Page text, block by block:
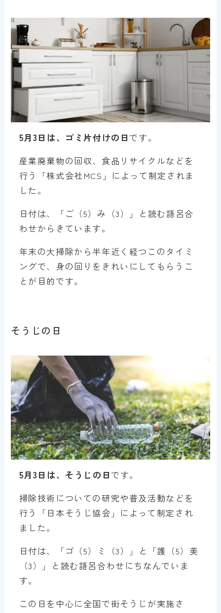
5月3日は、ゴミ片付けの日 です。
産業廃棄物の回収、食品リサイクルなどを
行う「株式会社MCS」によって制定されま
した。
日付は、「ご（5）み（3）」と読む語呂合
わせからきています。
年末の大掃除から半年近く経つこのタイミ
ングで、身の回りをきれいにしてもらうこ
とが目的です。
そうじの日
5月3日は、そうじの日 です。
掃除技術についての研究や普及活動などを
行う「日本そうじ協会」によって制定され
ました。
日付は、「ゴ（5）ミ（3）」と「護（5）美
（3）」と読む語呂合わせにちなんでいま
す。
この日を中心に全国で街そうじが実施さ